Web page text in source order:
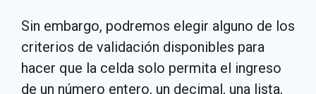
Sin embargo, podremos elegir alguno de los
criterios de validación disponibles para
hacer que la celda solo permita el ingreso
de un número entero, un decimal, una lista,